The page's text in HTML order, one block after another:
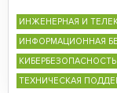
ИНЖЕНЕРНАЯ И
ИНФОРМАЦИОННАЯ
КИБЕРБЕЗОПАСНОСТЬ
ТЕХНИЧЕСКАЯ